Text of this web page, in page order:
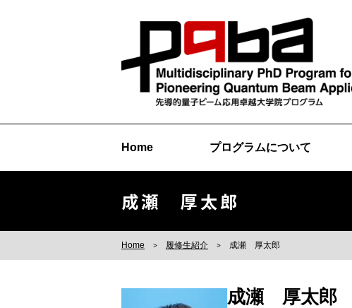
Home プログラムについて
成瀬 厚太郎
Home 履修生紹介 成瀬 厚太郎
成瀬 厚太郎